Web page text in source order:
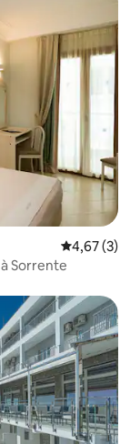
Évaluation
4,67 (3)
Sorrente